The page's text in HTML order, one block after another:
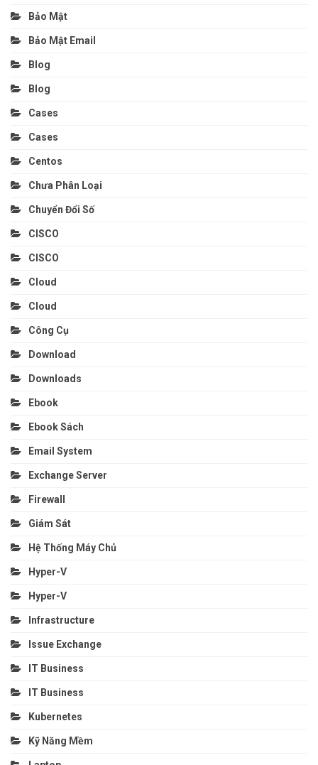
Bảo Mật
Bảo Mật Email
Blog
Blog
Cases
Cases
Centos
Chưa Phân Loại
Chuyển Đổi Số
CISCO
CISCO
Cloud
Cloud
Công Cụ
Download
Downloads
Ebook
Ebook Sách
Email System
Exchange Server
Firewall
Giám Sát
Hệ Thống Máy Chủ
Hyper-V
Hyper-V
Infrastructure
Issue Exchange
IT Business
IT Business
Kubernetes
Kỹ Năng Mềm